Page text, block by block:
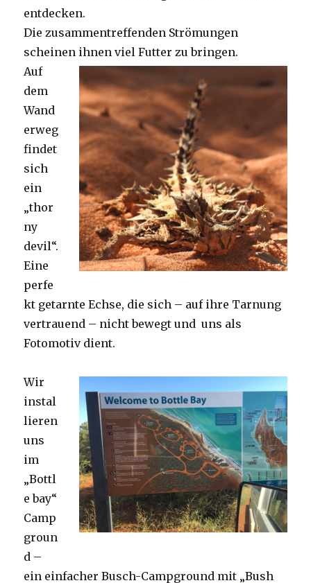
entdecken.
Die zusammentreffenden Strömungen
scheinen ihnen viel Futter zu bringen.
Auf
dem
Wand
erweg
findet
sich
ein
„thor
ny
devil“.
Eine
perfe
kt getarnte Echse, die sich – auf ihre Tarnung
vertrauend – nicht bewegt und uns als
Fotomotiv dient.
Wir
instal
lieren
uns
im
„Bottl
e bay“
Camp
groun
d –
ein einfacher Busch-Campground mit „Bush